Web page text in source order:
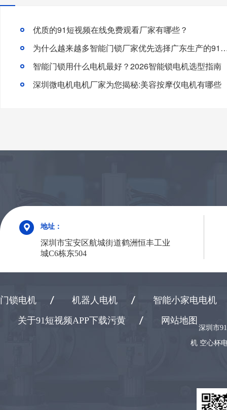
优质的91短视频在线免费观看厂家有哪些？
为什么越来越多智能门锁厂家优先选择广
智能门锁用什么电机最好？2026智能锁电机选型指南
深圳微电机电机厂家为您揭秘:美容按摩仪电机有哪些
地址：
深圳市宝安区航城街道鹤洲恒丰工业
城C6栋东504
门锁电机 机器人电机
智能小家电电机
关于91短视频APP下载污黄
网站地图
深圳市
机 空心杯